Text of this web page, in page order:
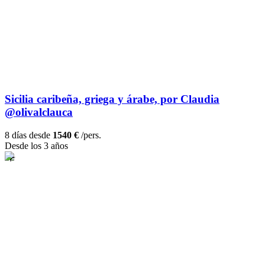
Sicilia caribeña, griega y árabe, por Claudia
@olivalclauca
8 días desde 1540 € /pers.
Desde los 3 años